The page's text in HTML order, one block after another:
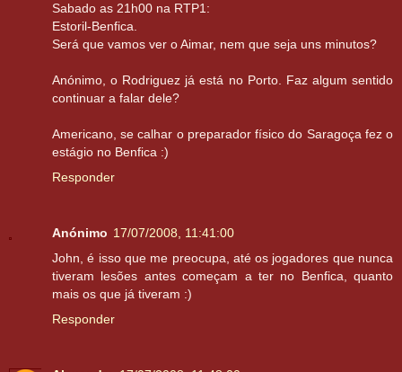
Sabado as 21h00 na RTP1:
Estoril-Benfica.
Será que vamos ver o Aimar, nem que seja uns minutos?
Anónimo, o Rodriguez já está no Porto. Faz algum sentido
continuar a falar dele?
Americano, se calhar o preparador físico do Saragoça fez o
estágio no Benfica :)
Responder
Anónimo 17/07/2008, 11:41:00
John, é isso que me preocupa, até os jogadores que nunca
tiveram lesões antes começam a ter no Benfica, quanto
mais os que já tiveram :)
Responder